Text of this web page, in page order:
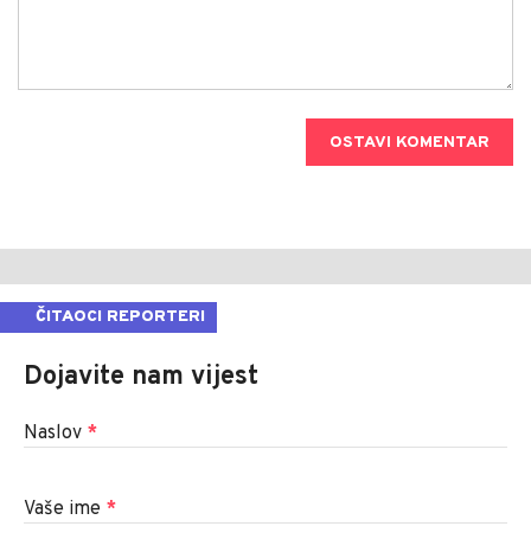
OSTAVI KOMENTAR
ČITAOCI REPORTERI
Dojavite nam vijest
Naslov *
Vaše ime *